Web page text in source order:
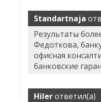
Standartnaja
Результаты
Федоткова,
офисная
банковские
Hilerответил(а)